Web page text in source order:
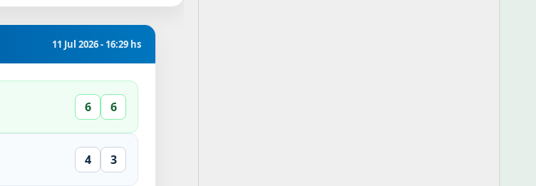
11 Jul 2026 - 16:29 hs
6 6
4 3